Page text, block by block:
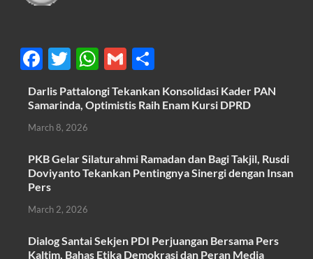
F
ac
e
b
o
o
k
T
w
itt
er
W
h
at
A
p
G
m
ail
h
ar
Darlis Pattalongi Tekankan Konsolidasi Kader PAN
Samarinda, Optimistis Raih Enam Kursi DPRD
March 8, 2026
PKB Gelar Silaturahmi Ramadan dan Bagi Takjil, Rusdi
Doviyanto Tekankan Pentingnya Sinergi dengan Insan
Pers
March 2, 2026
Dialog Santai Sekjen PDI Perjuangan Bersama Pers
Kaltim, Bahas Etika Demokrasi dan Peran Media